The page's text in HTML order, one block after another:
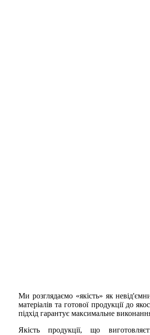
Ми розглядаємо «якість» як
матеріалів та готової продукції до
підхід гарантує максимальне
Якість продукції, що